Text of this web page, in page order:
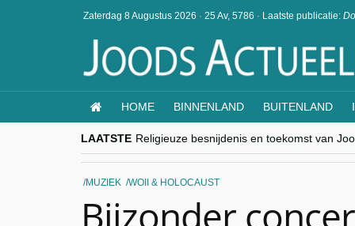
Zaterdag 8 Augustus 2026 · 25 Av, 5786 · Laatste publicatie:
HOME BINNENLAND BUITENLAND
LAATSTE Religieuze besnijdenis en toekomst van
“Besnijdenisdebat toont hoe moeilijk
CITYTRIP | ROEMENIË – Boekarest: de
“Vandaag zit elke Jood in België op de
MUZIEK WOII & HOLOCAUST
Bijzonder